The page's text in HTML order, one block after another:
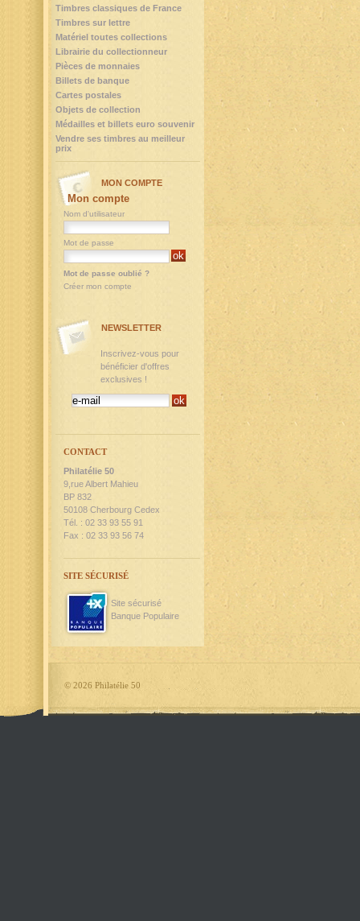
Timbres classiques de France
Timbres sur lettre
Matériel toutes collections
Librairie du collectionneur
Pièces de monnaies
Billets de banque
Cartes postales
Objets de collection
Médailles et billets euro souvenir
Vendre ses timbres au meilleur
prix
MON COMPTE
Mon compte
Nom d'utilisateur
Mot de passe
Mot de passe oublié ?
Créer mon compte
NEWSLETTER
Inscrivez-vous pour
bénéficier d'offres
exclusives !
CONTACT
Philatélie 50
9,rue Albert Mahieu
BP 832
50108 Cherbourg Cedex
Tél. : 02 33 93 55 91
Fax : 02 33 93 56 74
SITE SÉCURISÉ
Site sécurisé
Banque Populaire
© 2026 Philatélie 50